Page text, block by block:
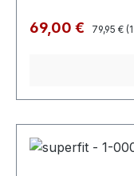
Verkaufspreis:
69,00 € 79,95 €